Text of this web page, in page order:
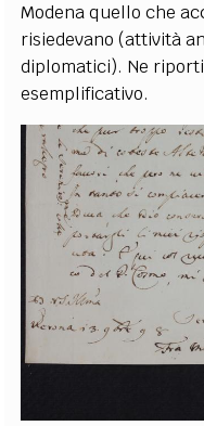
Modena quello che
risiedevano (attività
diplomatici). Ne
esemplificativo.